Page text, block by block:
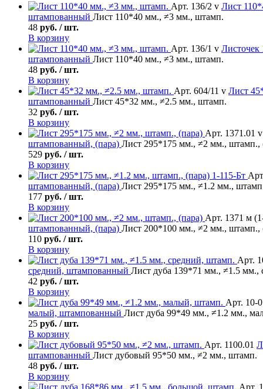
Арт. 136/2 v Лист
штампованный Лист 110*40 мм., ≠3 мм., штамп.
48 руб. / шт.
В корзину
Арт. 136/1 v Листочек
штампованный Лист 110*40 мм., ≠3 мм., штамп.
48 руб. / шт.
В корзину
Арт. 604/11 v Лист
штампованный Лист 45*32 мм., ≠2.5 мм., штамп.
32 руб. / шт.
В корзину
Арт. 1371.01 v
штампованный, (пара) Лист 295*175 мм., ≠2 мм., штамп.,
529 руб. / шт.
В корзину
штампованный, (пара) Лист 295*175 мм., ≠1.2 мм.,
177 руб. / шт.
В корзину
Арт. 1371 м
штампованный, (пара) Лист 200*100 мм., ≠2 мм., штамп.,
110 руб. / шт.
В корзину
Арт.
средний, штампованный Лист дуба 139*71 мм., ≠1.5 мм.,
42 руб. / шт.
В корзину
Арт. 10-
малый, штампованный Лист дуба 99*49 мм., ≠1.2 мм.,
25 руб. / шт.
В корзину
Арт. 1100.01
штампованный Лист дубовый 95*50 мм., ≠2 мм., штамп.
48 руб. / шт.
В корзину
Арт.